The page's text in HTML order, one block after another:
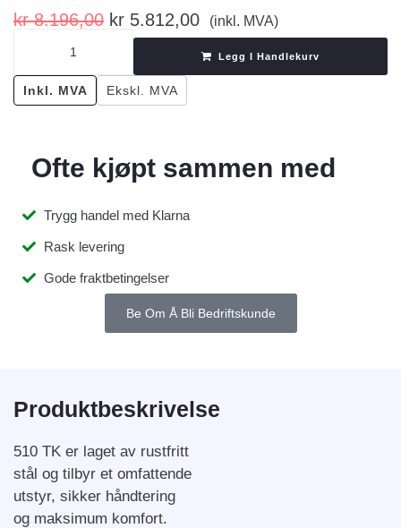
kr8.196,00 kr 5.812,00 (inkl. MVA)
Legg I Handlekurv
Inkl. MVA Ekskl. MVA
Ofte kjøpt sammen med
Trygg handel med Klarna
Rask levering
Gode fraktbetingelser
Be Om Å Bli Bedriftskunde
Produktbeskrivelse
510 TK er laget av rustfritt
stål og tilbyr et omfattende
utstyr, sikker håndtering
og maksimum komfort.